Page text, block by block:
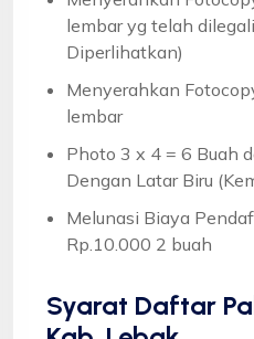
lembar yg telah
Diperlihatkan)
Menyerahkan
lembar
Photo 3 x 4 = 6 Buah
Dengan Latar Biru
Melunasi Biaya
Rp.10.000 2 buah
Syarat Daftar